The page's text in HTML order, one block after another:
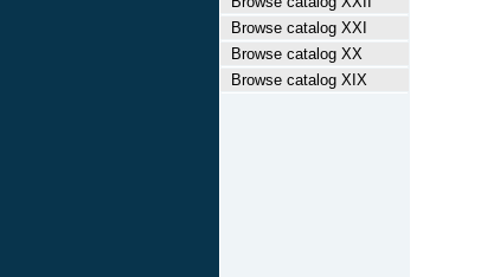
Browse catalog XXI
Browse catalog XX
Browse catalog XIX